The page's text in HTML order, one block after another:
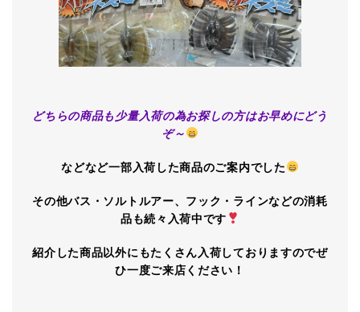
どちらの商品も少量入荷の為お探しの方はお早めにどう
ぞ～
などなど一部入荷した商品のご案内でした
その他バス・ソルトルアー、フック・ラインなどの消耗
品も続々入荷中です
紹介した商品以外にもたくさん入荷しておりますのでぜ
ひ一度ご来店ください！